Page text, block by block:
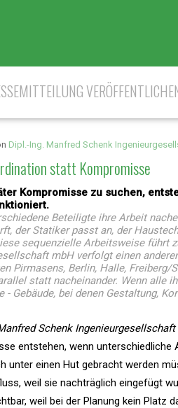
Dipl.-Ing. Manfred Schenk
statt Kompromisse
Kompromisse zu suchen,
Beteiligte ihre Arbeit
der Statiker passt an, der
sequenzielle Arbeitsweise führt
mbH verfolgt einen
Pirmasens, Berlin, Halle, Freiberg/
statt nacheinander. Wenn alle
Gebäude, bei denen Gestaltung,
Schenk Ingenieurgesellschaft
entstehen, wenn unterschiedliche
unter einen Hut gebracht werden
weil sie nachträglich eingefügt
weil bei der Planung kein Platz